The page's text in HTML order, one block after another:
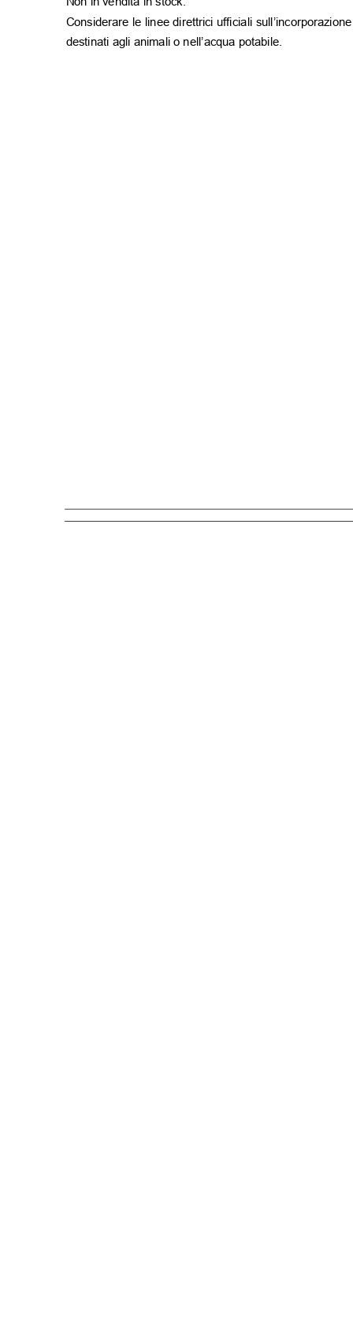
Considerare le linee direttrici ufficiali
destinati agli animali o nell’acqua potabile